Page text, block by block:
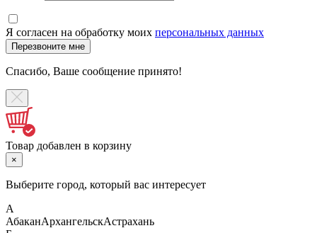
Я согласен на обработку моих персональных данных
Спасибо, Ваше сообщение принято!
Товар добавлен в корзину
×
Выберите город, который вас интересует
А
АбаканАрхангельскАстрахань